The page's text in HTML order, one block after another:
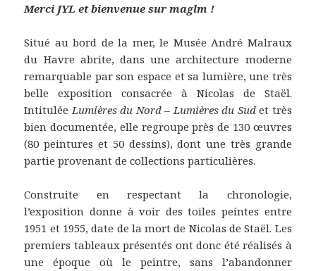
Merci JYL et bienvenue sur maglm !
Situé au bord de la mer, le Musée André Malraux
du Havre abrite, dans une architecture moderne
remarquable par son espace et sa lumière, une très
belle exposition consacrée à Nicolas de Staël.
IntituléeLumières du Nord – Lumières du Sudet très
bien documentée, elle regroupe près de 130 œuvres
(80 peintures et 50 dessins), dont une très grande
partie provenant de collections particulières.
Construite en respectant la chronologie,
l’exposition donne à voir des toiles peintes entre
1951 et 1955, date de la mort de Nicolas de Staël. Les
premiers tableaux présentés ont donc été réalisés à
une époque où le peintre, sans l’abandonner